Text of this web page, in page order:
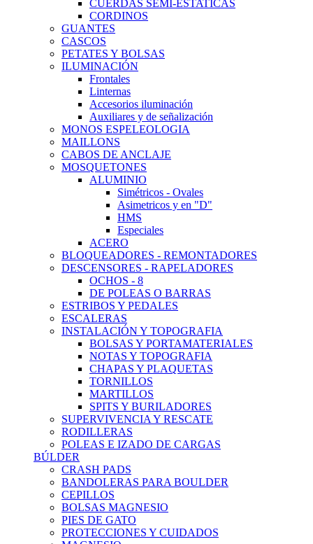
CUERDAS SEMI-ESTATICAS
CORDINOS
GUANTES
CASCOS
PETATES Y BOLSAS
ILUMINACIÓN
Frontales
Linternas
Accesorios iluminación
Auxiliares y de señalización
MONOS ESPELEOLOGIA
MAILLONS
CABOS DE ANCLAJE
MOSQUETONES
ALUMINIO
Simétricos - Ovales
Asimetricos y en "D"
HMS
Especiales
ACERO
BLOQUEADORES - REMONTADORES
DESCENSORES - RAPELADORES
OCHOS - 8
DE POLEAS O BARRAS
ESTRIBOS Y PEDALES
ESCALERAS
INSTALACIÓN Y TOPOGRAFIA
BOLSAS Y PORTAMATERIALES
NOTAS Y TOPOGRAFIA
CHAPAS Y PLAQUETAS
TORNILLOS
MARTILLOS
SPITS Y BURILADORES
SUPERVIVENCIA Y RESCATE
RODILLERAS
POLEAS E IZADO DE CARGAS
BÚLDER
CRASH PADS
BANDOLERAS PARA BOULDER
CEPILLOS
BOLSAS MAGNESIO
PIES DE GATO
PROTECCIONES Y CUIDADOS